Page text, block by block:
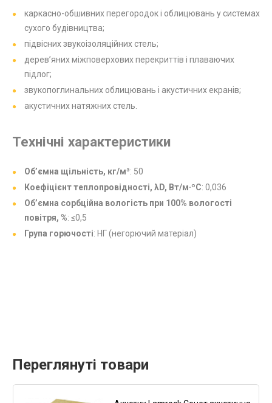
каркасно-обшивних перегородок і облицювань у системах
сухого будівництва;
підвісних звукоізоляційних стель;
дерев’яних міжповерхових перекриттів і плаваючих
підлог;
звукопоглинальних облицювань і акустичних екранів;
акустичних натяжних стель.
Технічні характеристики
Об’ємна щільність, кг/м³: 50
Коефіцієнт теплопровідності, λD, Вт/м·ºC: 0,036
Об’ємна сорбційна вологість при 100% вологості
повітря, %: ≤0,5
Група горючості: НГ (негорючий матеріал)
Переглянуті товари